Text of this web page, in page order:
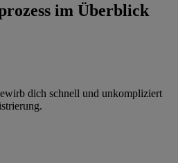
im Überblick
dich schnell und unkompliziert